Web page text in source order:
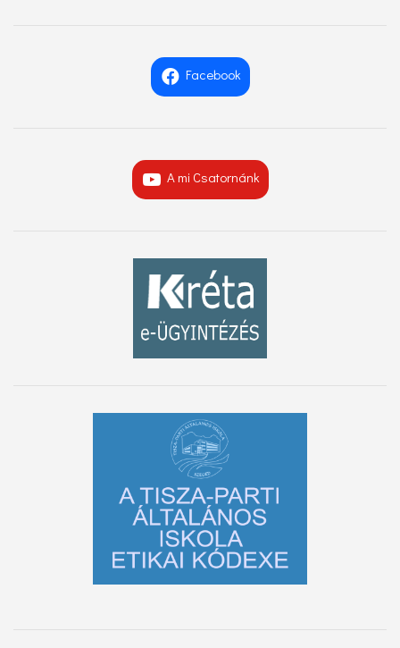
Facebook
A mi Csatornánk